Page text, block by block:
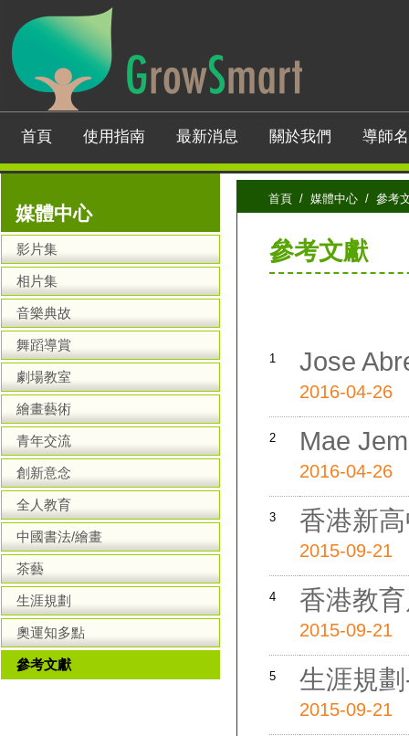
首頁 使用指南 最新消息 關於我們 導師
媒體中心
影片集
相片集
音樂典故
舞蹈導賞
劇場教室
繪畫藝術
青年交流
創新意念
全人教育
中國書法/繪畫
茶藝
生涯規劃
奧運知多點
參考文獻
首頁/ 媒體中心 / 參考
參考文獻
1 Jose
2016-04-26
2 Mae
2016-04-26
3 香港新
2015-09-21
4 香港教
2015-09-21
5 生涯規
2015-09-21